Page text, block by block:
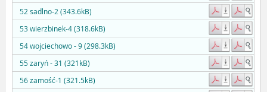
52 sadlno-2 (343.6kB)
53 wierzbinek-4 (318.6kB)
54 wojciechowo - 9 (298.3kB)
55 zaryń - 31 (321kB)
56 zamość-1 (321.5kB)